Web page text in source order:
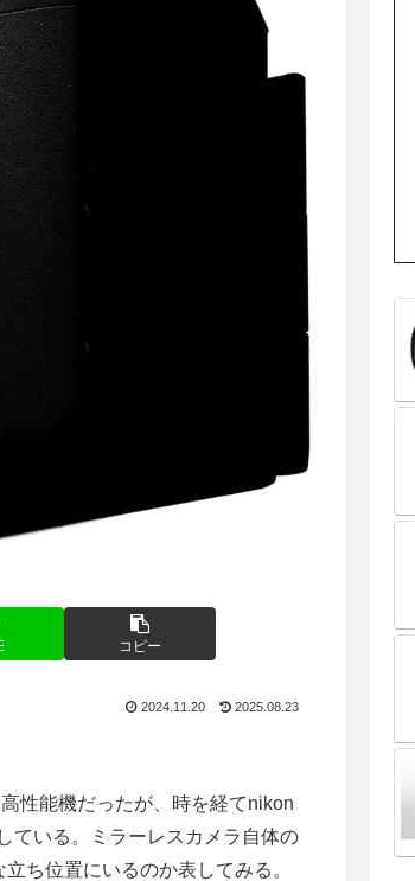
コピー
2024.11.20 2025.08.23
性能機だったが、時を経てnikon
ている。ミラーレスカメラ自体の
ち位置にいるのか表してみる。